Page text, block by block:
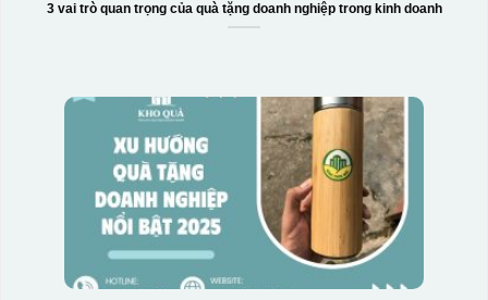
3 vai trò quan trọng của quà tặng doanh nghiệp trong kinh doanh